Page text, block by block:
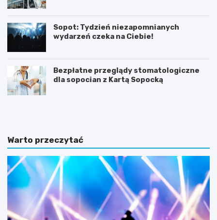
Sopot: Tydzień niezapomnianych
wydarzeń czeka na Ciebie!
Bezpłatne przeglądy stomatologiczne
dla sopocian z Kartą Sopocką
N
g
i
w
S
o
p
o
c
i
Z
n
a
a
u
r
a
w
S
o
Warto przeczytać